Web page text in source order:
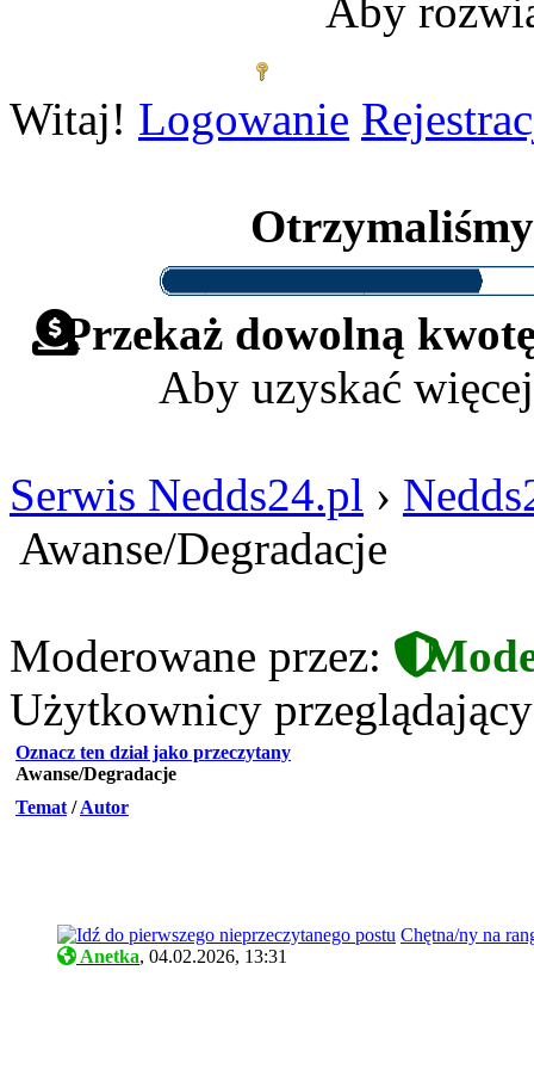
Aby
Witaj! Logowanie
Przekaż dowolną
Aby uzyskać
Serwis Nedds24.pl ›
Awanse/Degradacje
Moderowane przez:
Użytkownicy
Oznacz ten dział jako przeczytany
Awanse/Degradacje
Temat /Autor
Chętna/ny na
Anetka, 04.02.2026, 13:31